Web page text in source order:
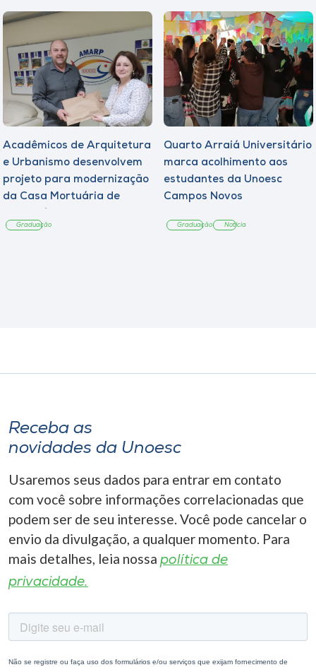
Acadêmicos de Arquitetura
e Urbanismo desenvolvem
projeto para modernização
da Casa Mortuária de
Graduação
Quarto Arraiá Universitário
marca acolhimento aos
estudantes da Unoesc
Campos Novos
Graduação Notícia
Receba as
novidades da Unoesc
Usaremos seus dados para entrar em contato
com você sobre informações correlacionadas que
podem ser de seu interesse. Você pode cancelar o
envio da divulgação, a qualquer momento. Para
mais detalhes, leia nossa política de
privacidade.